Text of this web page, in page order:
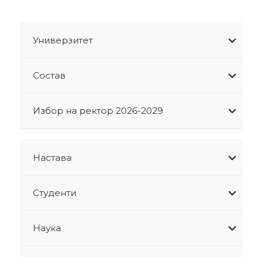
Универзитет
Состав
Избор на ректор 2026-2029
Настава
Студенти
Наука